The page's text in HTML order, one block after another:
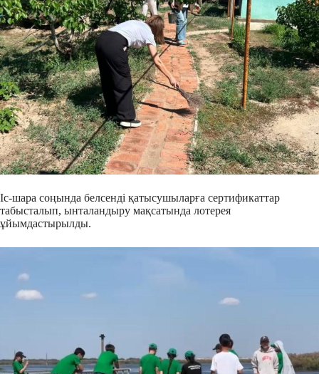
Іс-шара соңында белсенді қатысушыларға сертификаттар
табысталып, ынталандыру мақсатында лотерея
ұйымдастырылды.